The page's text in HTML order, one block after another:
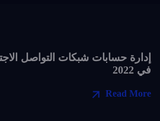
إدارة حسابات شبكات التواصل
في 2022
Read More